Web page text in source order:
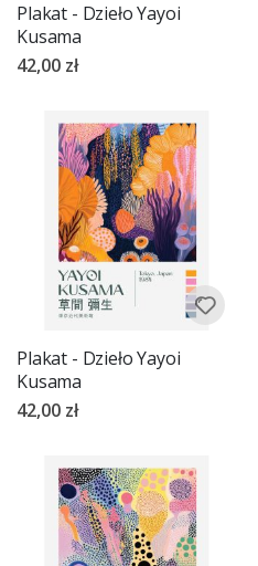
Plakat - Dzieło Yayoi
Kusama
42,00 zł
Plakat - Dzieło Yayoi
Kusama
42,00 zł